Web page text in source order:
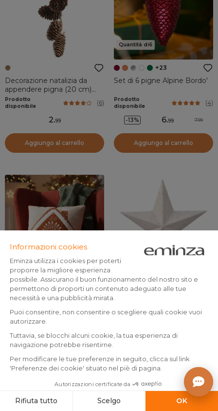
Decorazione natalizia da
appendere pigna (20 cm)
Perlita Naturale
Prodotto
disponibile
(6)
2.99
Aggiungo al carrello
Quantità di6
+23
Set di 6 pigne Alpine Bordo'
Prodotto
disponibile
(4)
-13% 6.99 7.99
Aggiungo al carrello
Cuscino di Natale quadrato in
cotone (45 x 45 cm) Maison
Rosso
Prodotto disponibile
19.99
Aggiungo al carrello
+21
Puntale albero Alpine Bianco
Prodotto
3.99
Aggiungo al carrello